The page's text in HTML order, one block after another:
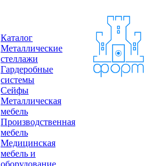
Каталог
Металлические
стеллажи
Гардеробные
системы
Сейфы
Металлическая
мебель
Производственная
мебель
Медицинская
мебель и
оборудование